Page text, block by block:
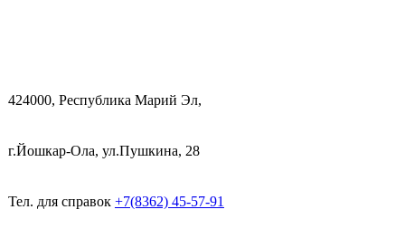
424000, Республика Марий Эл,
г.Йошкар-Ола, ул.Пушкина, 28
Тел. для справок +7(8362) 45-57-91